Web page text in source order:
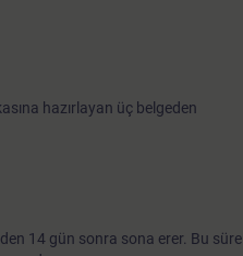
hazırlayan üç belgeden
14 gün sonra sona erer. Bu süre